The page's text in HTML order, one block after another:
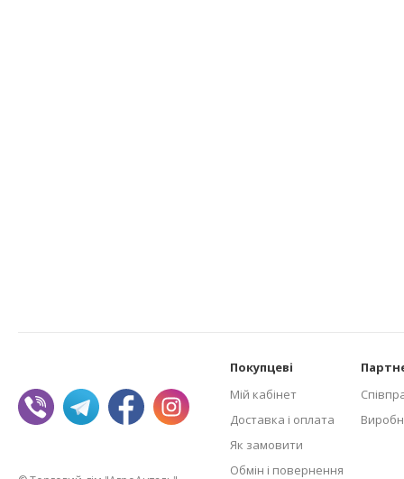
Покупцеві
Мій кабінет
Доставка і оплата
Як замовити
Обмін і повернення